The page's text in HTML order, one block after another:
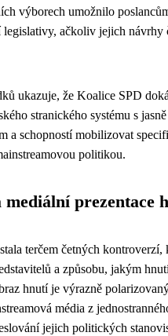
výborech umožnilo
ačkoliv jejich návrhy
ukazuje, že Koalice SPD
stranického systému s jasně
a schopností mobilizovat
politikou.
prezentace
terčem četných kontroverzí,
a způsobu, jakým
hnutí je výrazně
média z
jejich politických